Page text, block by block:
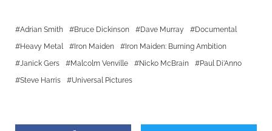
Adrian Smith Bruce Dickinson Dave Murray
Documental
Heavy Metal
Iron Maiden
Iron Maiden: Burning Ambition
Janick Gers
Malcolm Venville Nicko McBrain
Paul Di'Anno
Steve Harris
Universal Pictures